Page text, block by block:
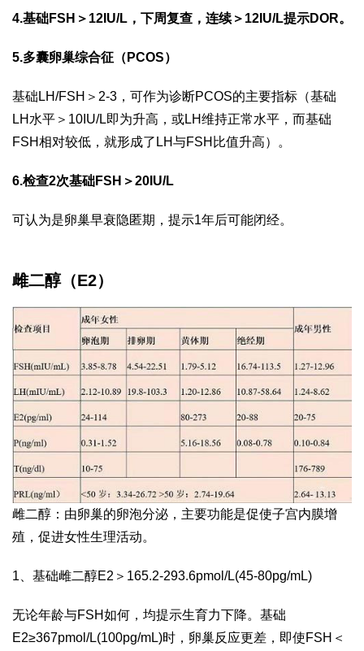
4.基础FSH＞12IU/L，下周复查，连续＞12IU/L提示DOR。
5.多囊卵巢综合征（PCOS）
基础LH/FSH＞2-3，可作为诊断PCOS的主要指标（基础
LH水平＞10IU/L即为升高，或LH维持正常水平，而基础
FSH相对较低，就形成了LH与FSH比值升高）。
6.检查2次基础FSH＞20IU/L
可认为是卵巢早衰隐匿期，提示1年后可能闭经。
雌二醇（E2）
雌二醇：由卵巢的卵泡分泌，主要功能是促使子宫内膜增
殖，促进女性生理活动。
1、基础雌二醇E2＞165.2-293.6pmol/L(45-80pg/mL)
无论年龄与FSH如何，均提示生育力下降。基础
E2≥367pmol/L(100pg/mL)时，卵巢反应更差，即使FSH＜